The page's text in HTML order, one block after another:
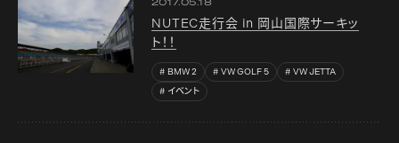
NUTEC走行会 in 岡山国際サーキッ
ト！！
BMW 2 VW GOLF 5
VW JETTA
イベント